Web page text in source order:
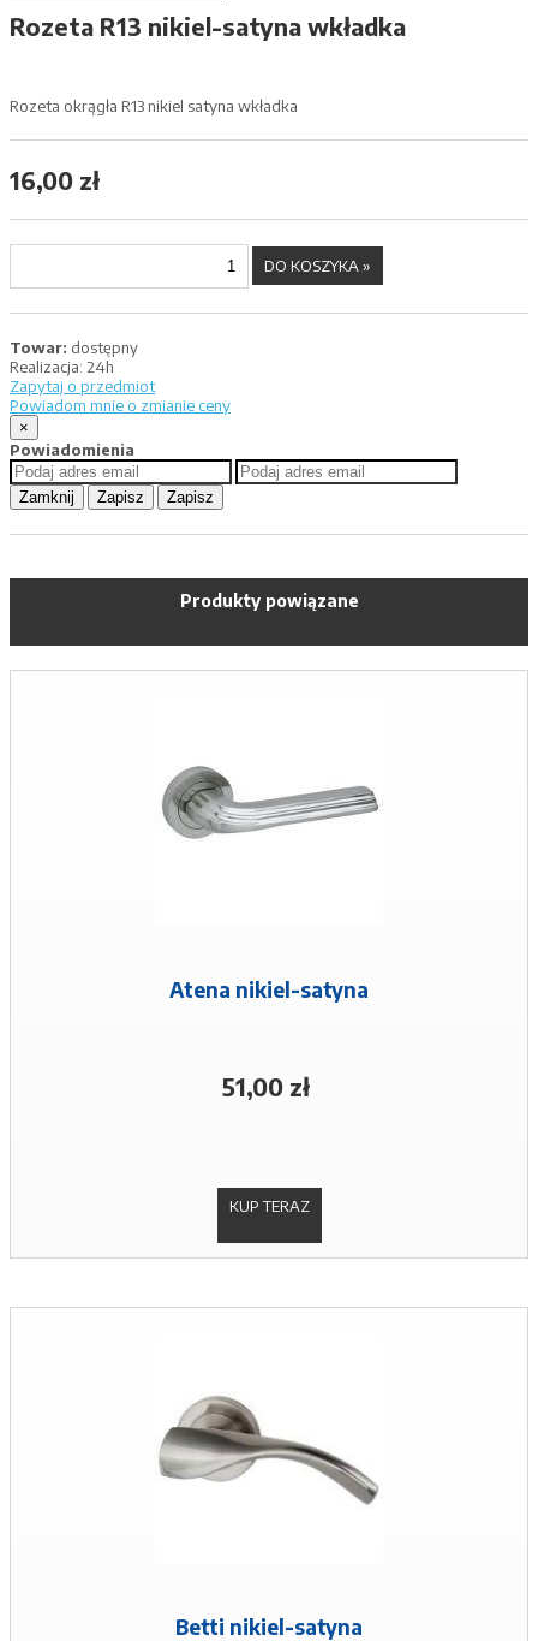
Rozeta R13 nikiel-satyna wkładka
Rozeta okrągła R13 nikiel satyna wkładka
16,00 zł
Towar: dostępny
Realizacja: 24h
Zapytaj o przedmiot
Powiadom mnie o zmianie ceny
×
Powiadomienia
Zamknij Zapisz Zapisz
Produkty powiązane
Atena nikiel-satyna
51,00 zł
KUP TERAZ
Betti nikiel-satyna